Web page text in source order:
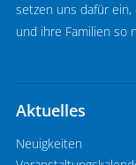
setzen uns dafür
und ihre Familien so
Aktuelles
Neuigkeiten